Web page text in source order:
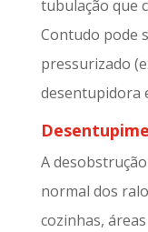
tubulação que
Contudo pode
pressurizado
desentupidora
A
normal dos
cozinhas,